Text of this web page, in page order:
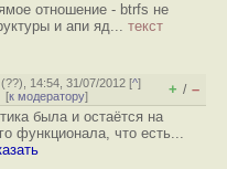
отношение - btrfs не
и апи яд... текст
(??), 14:54, 31/07/2012 [^]
[к модератору] + / –
была и остаётся на
функционала, что есть...